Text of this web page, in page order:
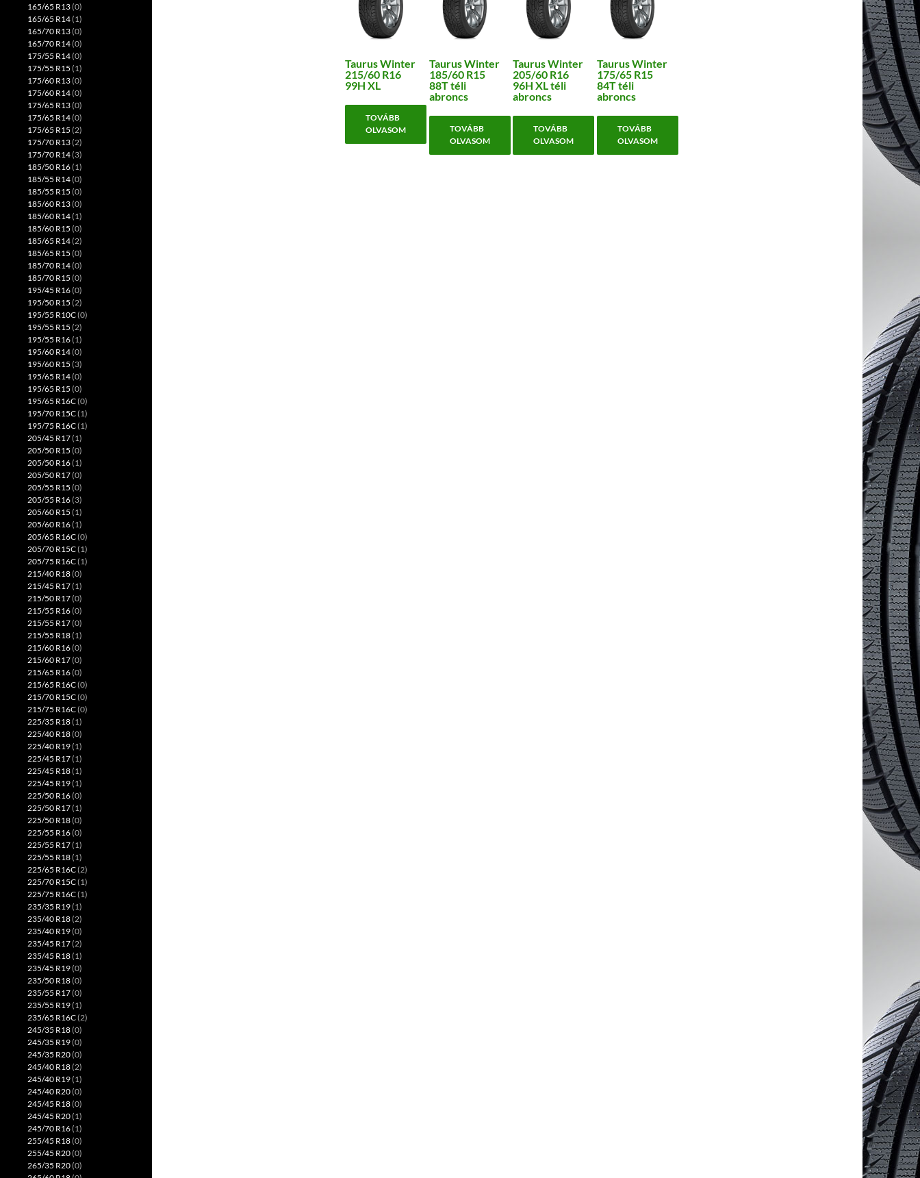
Taurus Winter
215/60 R16
99H XL
TOVÁBB
OLVASOM
Taurus Winter
185/60 R15
88T téli
abroncs
TOVÁBB
OLVASOM
Taurus Winter
205/60 R16
96H XL téli
abroncs
TOVÁBB
OLVASOM
Taurus Winter
175/65 R15
84T téli
abroncs
TOVÁBB
OLVASOM
165/65 R13(0)
165/65 R14(1)
165/70 R13(0)
165/70 R14(0)
175/55 R14(0)
175/55 R15 (1)
175/60 R13(0)
175/60 R14(0)
175/65 R13(0)
175/65 R14(0)
175/65 R15 (2)
175/70 R13(2)
175/70 R14(3)
185/50 R16(1)
185/55 R14(0)
185/55 R15 (0)
185/60 R13(0)
185/60 R14(1)
185/60 R15 (0)
185/65 R14(2)
185/65 R15 (0)
185/70 R14(0)
185/70 R15 (0)
195/45 R16(0)
195/50 R15 (2)
195/55 R10C(0)
195/55 R15 (2)
195/55 R16(1)
195/60 R14(0)
195/60 R15 (3)
195/65 R14(0)
195/65 R15 (0)
195/65 R16C(0)
195/70 R15C(1)
195/75 R16C(1)
205/45 R17(1)
205/50 R15 (0)
205/50 R16(1)
205/50 R17(0)
205/55 R15 (0)
205/55 R16(3)
205/60 R15 (1)
205/60 R16(1)
205/65 R16C(0)
205/70 R15C(1)
205/75 R16C(1)
215/40 R18(0)
215/45 R17(1)
215/50 R17(0)
215/55 R16(0)
215/55 R17(0)
215/55 R18(1)
215/60 R16(0)
215/60 R17(0)
215/65 R16(0)
215/65 R16C(0)
215/70 R15C(0)
215/75 R16C(0)
225/35 R18(1)
225/40 R18(0)
225/40 R19(1)
225/45 R17(1)
225/45 R18(1)
225/45 R19(1)
225/50 R16(0)
225/50 R17(1)
225/50 R18(0)
225/55 R16(0)
225/55 R17(1)
225/55 R18(1)
225/65 R16C(2)
225/70 R15C(1)
225/75 R16C(1)
235/35 R19(1)
235/40 R18(2)
235/40 R19(0)
235/45 R17(2)
235/45 R18(1)
235/45 R19(0)
235/50 R18(0)
235/55 R17(0)
235/55 R19(1)
235/65 R16C(2)
245/35 R18(0)
245/35 R19(0)
245/35 R20(0)
245/40 R18(2)
245/40 R19(1)
245/40 R20(0)
245/45 R18(0)
245/45 R20(1)
245/70 R16(1)
255/45 R18(0)
255/45 R20(0)
265/35 R20(0)